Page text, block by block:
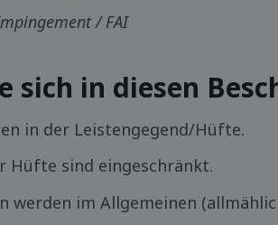
/ FAI
sich in diesen
in der Leistengegend/Hüfte.
Hüfte sind eingeschränkt.
werden im Allgemeinen